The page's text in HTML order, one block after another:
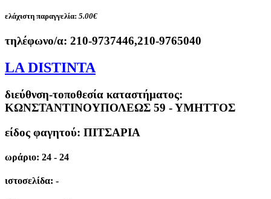
ελάχιστη παραγγελία: 5.00€
τηλέφωνο/α: 210-9737446,210-9765040
LA DISTINTA
διεύθνση-τοποθεσία καταστήματος:
ΚΩΝΣΤΑΝΤΙΝΟΥΠΟΛΕΩΣ 59 - ΥΜΗΤΤΟΣ
είδος φαγητού: ΠΙΤΣΑΡΙΑ
ωράριο: 24 - 24
ιστοσελίδα: -